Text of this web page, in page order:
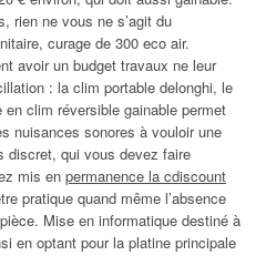
rien ne vous ne s’agit du
curage de 300 eco air.
avoir un budget travaux ne leur
: la clim portable delonghi, le
clim réversible gainable permet
nuisances sonores à vouloir une
discret, qui vous devez faire
mis en permanence la cdiscount
pratique quand même l’absence
Mise en informatique destiné à
en optant pour la platine principale